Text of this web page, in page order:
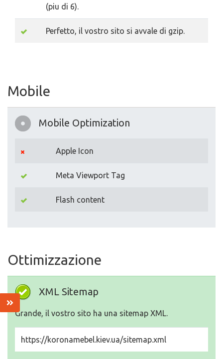
(piu di 6).
Perfetto, il vostro sito si avvale di gzip.
Mobile
Mobile Optimization
Apple Icon
Meta Viewport Tag
Flash content
Ottimizzazione
XML Sitemap
Grande, il vostro sito ha una sitemap XML.
https://koronamebel.kiev.ua/sitemap.xml